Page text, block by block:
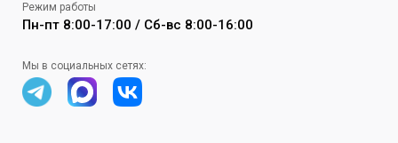
Режим работы
Пн-пт 8:00-17:00 / Сб-вс 8:00-16:00
Мы в социальных сетях: